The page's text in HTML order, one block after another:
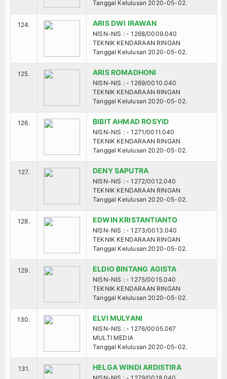
Tanggal Kelulusan 2020-05-02.
124. ARIS DWI IRAWAN
NISN-NIS : - 1268/0009.040
TEKNIK KENDARAAN RINGAN
Tanggal Kelulusan 2020-05-02.
125. ARIS ROMADHONI
NISN-NIS : - 1269/0010.040
TEKNIK KENDARAAN RINGAN
Tanggal Kelulusan 2020-05-02.
126. BIBIT AHMAD ROSYID
NISN-NIS : - 1271/0011.040
TEKNIK KENDARAAN RINGAN
Tanggal Kelulusan 2020-05-02.
127. DENY SAPUTRA
NISN-NIS : - 1272/0012.040
TEKNIK KENDARAAN RINGAN
Tanggal Kelulusan 2020-05-02.
128. EDWIN KRISTANTIANTO
NISN-NIS : - 1273/0013.040
TEKNIK KENDARAAN RINGAN
Tanggal Kelulusan 2020-05-02.
129. ELDIO BINTANG AGISTA
NISN-NIS : - 1275/0015.040
TEKNIK KENDARAAN RINGAN
Tanggal Kelulusan 2020-05-02.
130. ELVI MULYANI
NISN-NIS : - 1276/0005.067
MULTI MEDIA
Tanggal Kelulusan 2020-05-02.
131. HELGA WINDI ARDISTIRA